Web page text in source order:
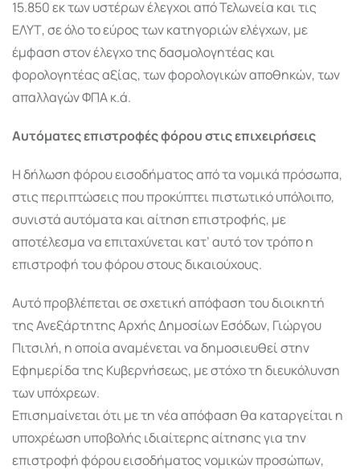
15.850 εκ των υστέρων έλεγχοι από Τελωνεία και τις
ΕΛΥΤ, σε όλο το εύρος των κατηγοριών ελέγχων, με
έμφαση στον έλεγχο της δασμολογητέας και
φορολογητέας αξίας, των φορολογικών αποθηκών, των
απαλλαγών ΦΠΑ κ.ά.
Αυτόματες επιστροφές φόρου στις επιχειρήσεις
Η δήλωση φόρου εισοδήματος από τα νομικά πρόσωπα,
στις περιπτώσεις που προκύπτει πιστωτικό υπόλοιπο,
συνιστά αυτόματα και αίτηση επιστροφής, με
αποτέλεσμα να επιταχύνεται κατ’ αυτό τον τρόπο η
επιστροφή του φόρου στους δικαιούχους.
Αυτό προβλέπεται σε σχετική απόφαση του διοικητή
της Ανεξάρτητης Αρχής Δημοσίων Εσόδων, Γιώργου
Πιτσιλή, η οποία αναμένεται να δημοσιευθεί στην
Εφημερίδα της Κυβερνήσεως, με στόχο τη διευκόλυνση
των υπόχρεων.
Επισημαίνεται ότι με τη νέα απόφαση θα καταργείται η
υποχρέωση υποβολής ιδιαίτερης αίτησης για την
επιστροφή φόρου εισοδήματος νομικών προσώπων,